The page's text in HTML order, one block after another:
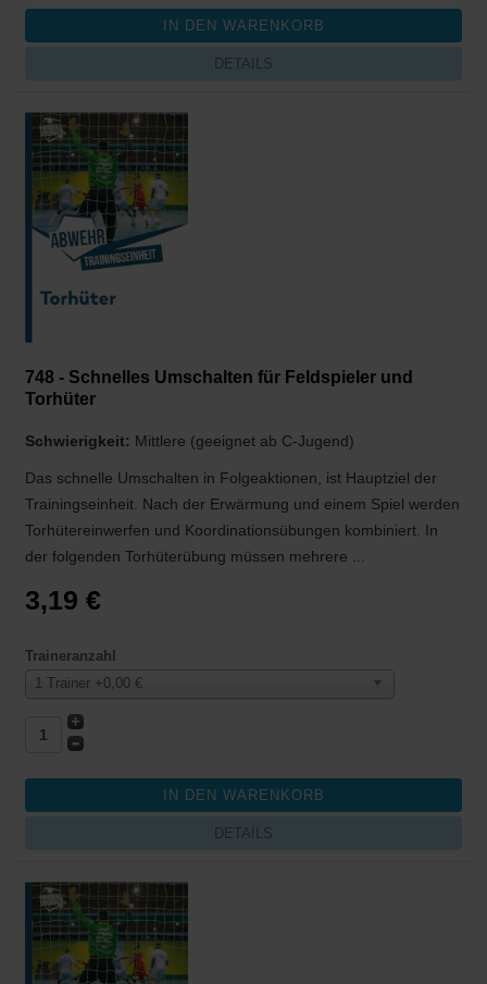
DETAILS
748 - Schnelles Umschalten für Feldspieler und
Torhüter
Schwierigkeit: Mittlere (geeignet ab C-Jugend)
Das schnelle Umschalten in Folgeaktionen, ist Hauptziel der
Trainingseinheit. Nach der Erwärmung und einem Spiel werden
Torhütereinwerfen und Koordinationsübungen kombiniert. In
der folgenden Torhüterübung müssen mehrere ...
3,19 €
Traineranzahl
1 Trainer +0,00 €
DETAILS